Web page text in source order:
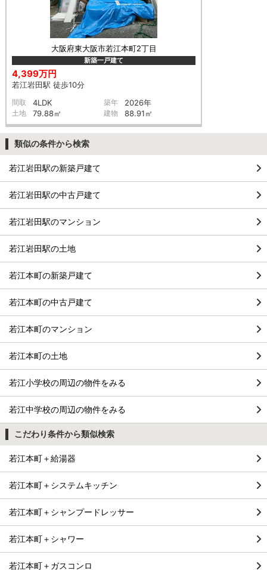
大阪府東大阪市若江本町2丁目
新築一戸建て
4,399万円
若江岩田駅 徒歩10分
間取 4LDK 築年 2026年
土地 79.88㎡ 建物 88.91㎡
類似の条件から検索
若江岩田駅の新築戸建て
若江岩田駅の中古戸建て
若江岩田駅のマンション
若江岩田駅の土地
若江本町の新築戸建て
若江本町の中古戸建て
若江本町のマンション
若江本町の土地
若江小学校の周辺の物件をみる
若江中学校の周辺の物件をみる
こだわり条件から類似検索
若江本町＋給湯器
若江本町＋システムキッチン
若江本町＋シャンプードレッサー
若江本町＋シャワー
若江本町＋ガスコンロ